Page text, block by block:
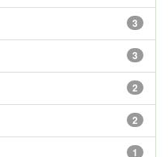
3
3
2
2
1